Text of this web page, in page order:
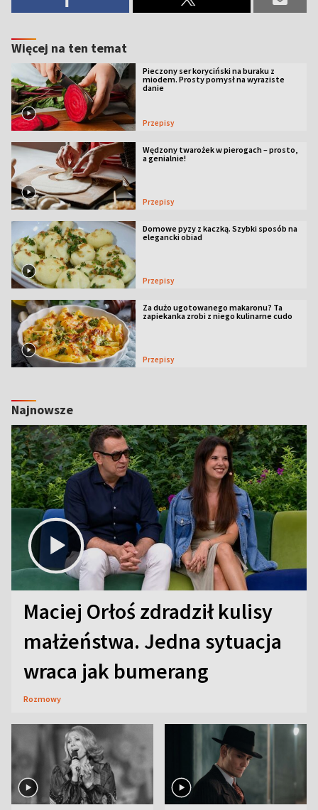
Więcej na ten temat
Pieczony ser koryciński na buraku z
miodem. Prosty pomysł na wyraziste
danie
Przepisy
Wędzony twarożek w pierogach – prosto,
a genialnie!
Przepisy
Domowe pyzy z kaczką. Szybki sposób na
elegancki obiad
Przepisy
Za dużo ugotowanego makaronu? Ta
zapiekanka zrobi z niego kulinarne cudo
Przepisy
Najnowsze
Maciej Orłoś zdradził kulisy
małżeństwa. Jedna sytuacja
wraca jak bumerang
Rozmowy